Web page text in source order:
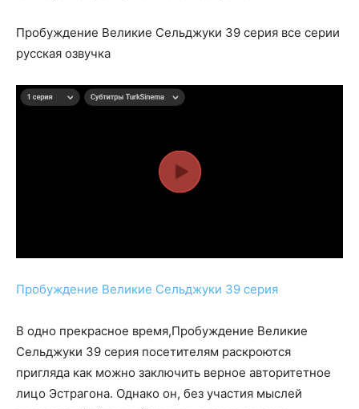
Пробуждение Великие Сельджуки 39 серия все серии
русская озвучка
Пробуждение Великие Сельджуки 39 серия
В одно прекрасное время,Пробуждение Великие
Сельджуки 39 серия посетителям раскроются
пригляда как можно заключить верное авторитетное
лицо Эстрагона. Однако он, без участия мыслей